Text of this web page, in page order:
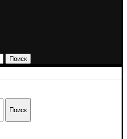
Поиск
Поиск